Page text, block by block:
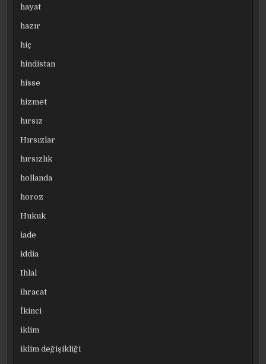
hayat
hazır
hiç
hindistan
hisse
hizmet
hırsız
Hırsızlar
hırsızlık
hollanda
horoz
Hukuk
iade
iddia
Ihlal
ihracat
İkinci
iklim
iklim değişikliği